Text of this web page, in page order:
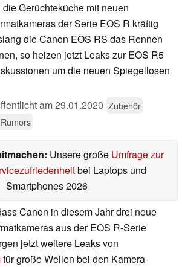
Gerüchteküche mit neuen
der Serie EOS R kräftig
die Canon EOS RS das Rennen
so heizen jetzt Leaks zur EOS R5
um die neuen Spiegellosen
am29.01.2020 Zubehör
Unsere große Umfrage zur
bei Laptops und
Smartphones 2026
Canon in diesem Jahr drei neue
aus der EOS R-Serie
jetzt weitere Leaks von
für große Wellen bei den Kamera-